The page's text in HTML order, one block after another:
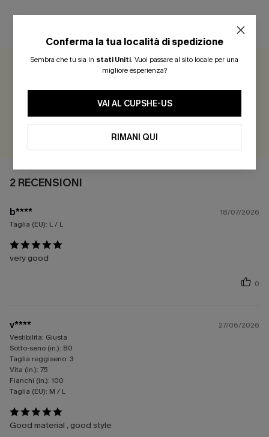
5.0 2 RECENSIONI
Guadagna più di 30 punti per ogni recensione che lasci!
2 RECENSIONI
b****
18/07/2026
Taglia (EU): L / L
very good
0
v****
27/06/2026
Vestibilità: Giusta
Sotto-seno (in.): 80
Taglia reggiseno: 3
Vita (in.): 75
Fianchi (in.): 100
Taglia (EU): M / L
Good material , good style
Conferma la tua località di spedizione
Sembra che tu sia in stati Uniti. Vuoi passare al sito locale per una
migliore esperienza?
VAI AL CUPSHE-US
RIMANI QUI